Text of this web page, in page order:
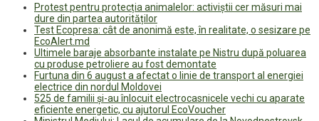
Protest pentru protecția animalelor: activiștii cer măsuri mai
dure din partea autorităților
Test Ecopresa: cât de anonimă este, în realitate, o sesizare pe
EcoAlert.md
Ultimele baraje absorbante instalate pe Nistru după poluarea
cu produse petroliere au fost demontate
Furtuna din 6 august a afectat o linie de transport al energiei
electrice din nordul Moldovei
525 de familii și-au înlocuit electrocasnicele vechi cu aparate
eficiente energetic, cu ajutorul EcoVoucher